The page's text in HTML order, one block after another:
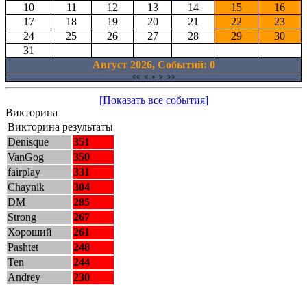
10
11 12 13 14 15
16
17
18 19 20 21 22
23
24
25 26 27 28 29
30
31
Август 2026, Cобытий: 0
<< < • > >>
[Показать все события]
Викторина
Викторина результаты
Denisque
351
VanGog
350
fairplay
331
Chaynik
304
DM
285
Strong
267
Хороший
261
Pashtet
248
Ten
244
Andrey
230